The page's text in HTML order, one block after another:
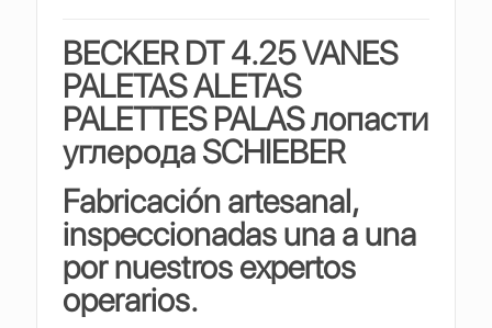
BECKER DT 4.25 VANES
PALETAS ALETAS
PALETTES PALASлопасти
углерода SCHIEBER
Fabricación artesanal,
inspeccionadas una a una
por nuestros expertos
operarios.